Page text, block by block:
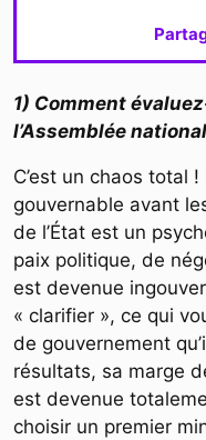
1) Comment
l’Assemblée
C’est un chaos total
gouvernable avant
de l’État est un
paix politique, de
est devenue
« clarifier », ce qui
de gouvernement
résultats, sa marge
est devenue
choisir un premier